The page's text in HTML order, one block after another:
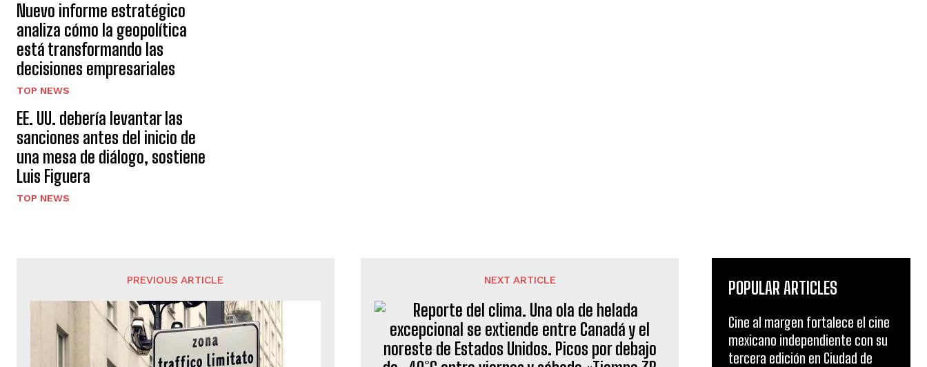
Nuevo informe estratégico
analiza cómo la geopolítica
está transformando las
decisiones empresariales
TOP NEWS
EE. UU. debería levantar las
sanciones antes del inicio de
una mesa de diálogo, sostiene
Luis Figuera
TOP NEWS
PREVIOUS ARTICLE NEXT ARTICLE POPULAR ARTICLES
Cine al margen fortalece el cine
mexicano independiente con su
tercera edición en Ciudad de